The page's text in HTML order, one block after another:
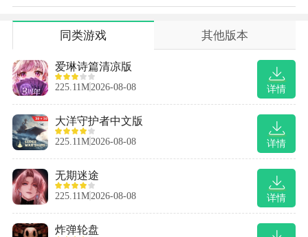
同类游戏 其他版本
详情
爱琳诗篇清凉版
225.11M 2026-08-08
详情
大洋守护者中文版
225.11M 2026-08-08
详情
无期迷途
225.11M 2026-08-08
炸弹轮盘